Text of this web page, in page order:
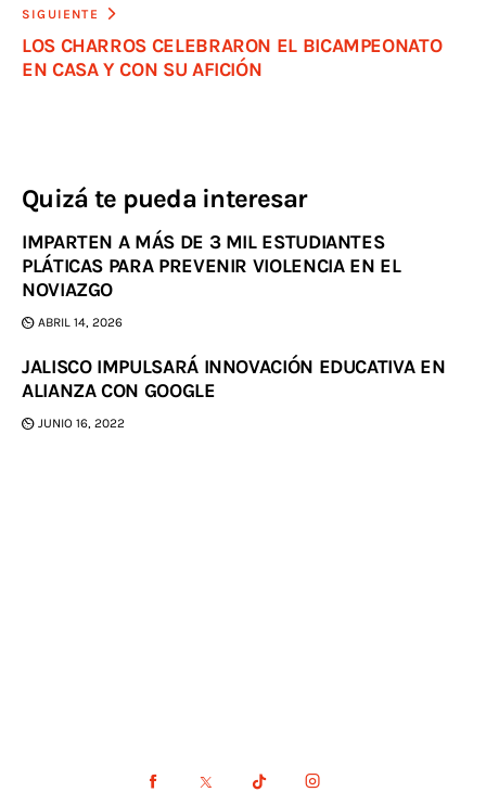
SIGUIENTE
LOS CHARROS CELEBRARON EL BICAMPEONATO
EN CASA Y CON SU AFICIÓN
Quizá te pueda interesar
IMPARTEN A MÁS DE 3 MIL ESTUDIANTES
PLÁTICAS PARA PREVENIR VIOLENCIA EN EL
NOVIAZGO
ABRIL 14, 2026
JALISCO IMPULSARÁ INNOVACIÓN EDUCATIVA EN
ALIANZA CON GOOGLE
JUNIO 16, 2022